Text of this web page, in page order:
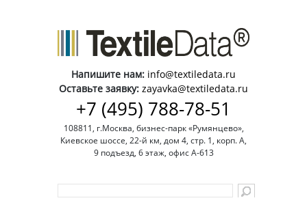
Напишите нам: info@textiledata.ru
Оставьте заявку: zayavka@textiledata.ru
+7 (495) 788-78-51
108811, г.Москва, бизнес-парк «Румянцево»,
Киевское шоссе, 22-й км, дом 4, стр. 1, корп. А,
9 подъезд, 6 этаж, офис А-613